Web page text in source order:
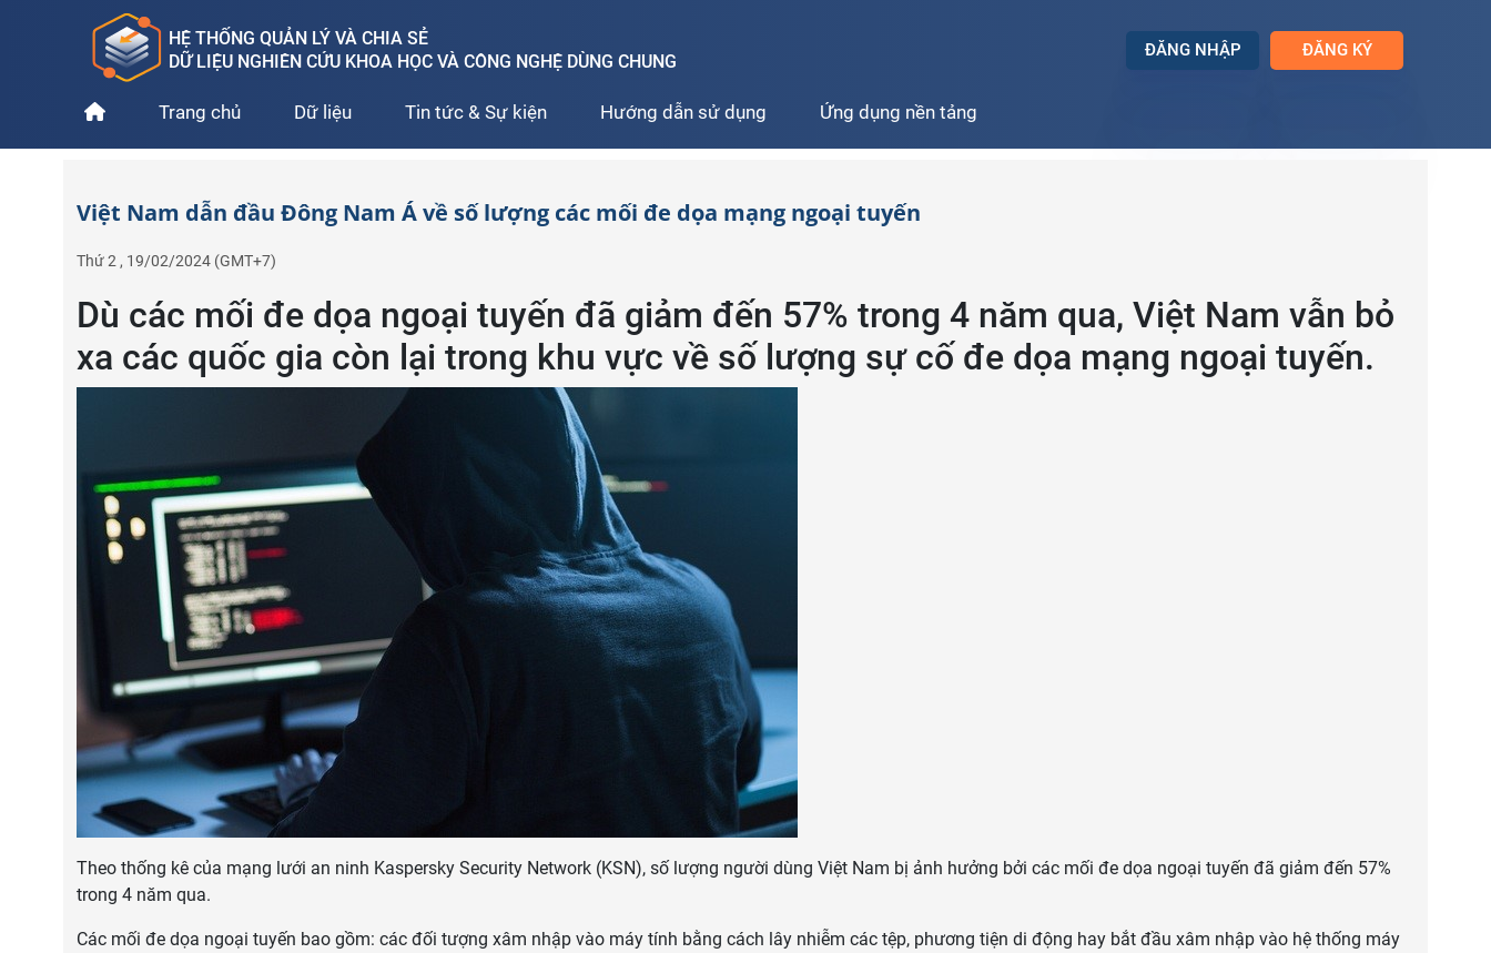
HỆ THỐNG QUẢN LÝ VÀ CHIA SẺ
DỮ LIỆU NGHIÊN CỨU KHOA HỌC VÀ CÔNG NGHỆ DÙNG CHUNG
ĐĂNG NHẬP ĐĂNG KÝ
Trang chủ Dữ liệu Tin tức & Sự kiện Hướng dẫn sử dụng Ứng dụng nền tảng
Việt Nam dẫn đầu Đông Nam Á về số lượng các mối đe dọa mạng ngoại tuyến
Thứ 2 , 19/02/2024 (GMT+7)
Dù các mối đe dọa ngoại tuyến đã giảm đến 57% trong 4 năm qua, Việt Nam vẫn bỏ
xa các quốc gia còn lại trong khu vực về số lượng sự cố đe dọa mạng ngoại tuyến.
Theo thống kê của mạng lưới an ninh Kaspersky Security Network (KSN), số lượng người dùng Việt Nam bị ảnh hưởng bởi các mối đe dọa ngoại tuyến đã giảm đến 57%
trong 4 năm qua.
Các mối đe dọa ngoại tuyến bao gồm: các đối tượng xâm nhập vào máy tính bằng cách lây nhiễm các tệp, phương tiện di động hay bắt đầu xâm nhập vào hệ thống máy